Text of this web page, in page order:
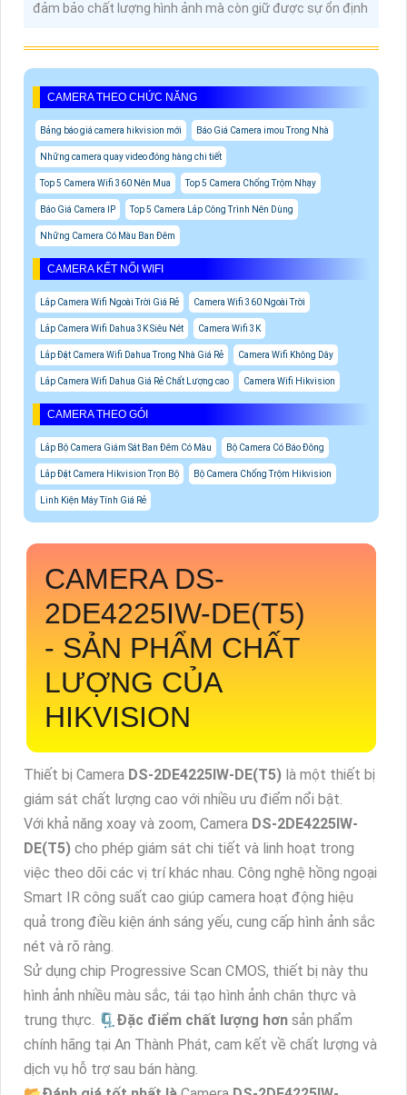
đảm bảo chất lượng hình ảnh mà còn giữ được sự ổn định
CAMERA THEO CHỨC NĂNG
Bảng báo giá camera hikvision mới Báo Giá Camera imou Trong Nhà
Những camera quay video đóng hàng chi tiết
Top 5 Camera Wifi 360 Nên Mua Top 5 Camera Chống Trộm Nhạy
Báo Giá Camera IP Top 5 Camera Lắp Công Trình Nên Dùng
Những Camera Có Màu Ban Đêm
CAMERA KẾT NỐI WIFI
Lắp Camera Wifi Ngoài Trời Giá Rẻ Camera Wifi 360 Ngoài Trời
Lắp Camera Wifi Dahua 3K Siêu Nét Camera Wifi 3K
Lắp Đặt Camera Wifi Dahua Trong Nhà Giá Rẻ Camera Wifi Không Dây
Lắp Camera Wifi Dahua Giá Rẻ Chất Lượng cao Camera Wifi Hikvision
CAMERA THEO GÓI
Lắp Bộ Camera Giám Sát Ban Đêm Có Màu Bộ Camera Có Báo Đông
Lắp Đặt Camera Hikvision Trọn Bộ Bộ Camera Chống Trộm Hikvision
Linh Kiện Máy Tính Giá Rẻ
CAMERA DS-
2DE4225IW-DE(T5)
- SẢN PHẨM CHẤT
LƯỢNG CỦA
HIKVISION
Thiết bị Camera DS-2DE4225IW-DE(T5) là một thiết bị
giám sát chất lượng cao với nhiều ưu điểm nổi bật.
Với khả năng xoay và zoom, Camera DS-2DE4225IW-
DE(T5) cho phép giám sát chi tiết và linh hoạt trong
việc theo dõi các vị trí khác nhau. Công nghệ hồng ngoại
Smart IR công suất cao giúp camera hoạt động hiệu
quả trong điều kiện ánh sáng yếu, cung cấp hình ảnh sắc
nét và rõ ràng.
Sử dụng chip Progressive Scan CMOS, thiết bị này thu
hình ảnh nhiều màu sắc, tái tạo hình ảnh chân thực và
trung thực. 🗜️ Đặc điểm chất lượng hơn sản phẩm
chính hãng tại An Thành Phát, cam kết về chất lượng và
dịch vụ hỗ trợ sau bán hàng.